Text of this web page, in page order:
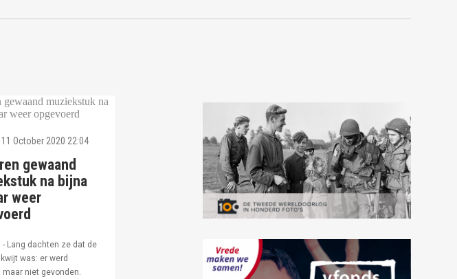
October 2020 22:04
gewaand
na bijna
weer
- Lang dachten ze dat de
was: er werd
maar niet gevonden.